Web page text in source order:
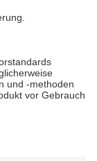
und -methoden
vor Gebrauch